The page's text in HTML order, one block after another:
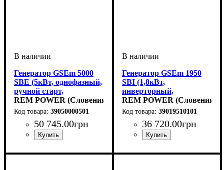
Генератор GSEm 5000
SBE (5кВт, однофазный,
ручной старт,
бензиновый)
REM POWER (Словения)
39050000501
50 745.00грн
Генератор GSEm 1950
SBI (1,8кВт,
инверторный,
однофазный, ручной
старт, бензиновый)
REM POWER (Словения)
39019510101
36 720.00грн